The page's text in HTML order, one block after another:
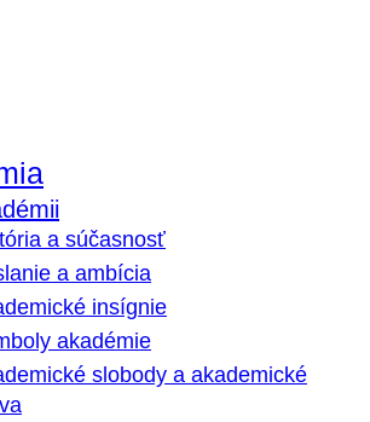
a súčasnosť
a ambícia
insígnie
akadémie
slobody a akademické